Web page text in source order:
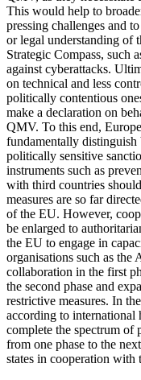
This would help to
pressing challenges and
or legal understanding of
Strategic Compass, such
against cyber­attacks.
on technical and less
politi­cally contentious
make a declaration on
QMV. To this end,
fundamentally distin­guish
politically sensitive
instruments such as
with third countries
measures are so far
of the EU. How­ever,
be enlarged to
the EU to engage in
organisations such as
collaboration in the first
the second phase and
restrictive measures. In
accord­ing to international
complete the spectrum of
from one phase to the
states in cooperation with